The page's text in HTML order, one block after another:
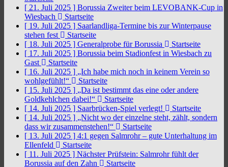
[ 21. Juli 2025 ] Borussia Zweiter beim LEVOBANK-Cup in
Wiesbach
Startseite
[ 19. Juli 2025 ] Saarlandliga-Termine bis zur Winterpause
stehen fest
Startseite
[ 18. Juli 2025 ] Generalprobe für Borussia
Startseite
[ 17. Juli 2025 ] Borussia beim Stadionfest in Wiesbach zu
Gast
Startseite
[ 16. Juli 2025 ] „Ich habe mich noch in keinem Verein so
wohlgefühlt!“
Startseite
[ 15. Juli 2025 ] „Da ist bestimmt das eine oder andere
Goldkehlchen dabei!“
Startseite
[ 14. Juli 2025 ] Saarbrücken-Spiel verlegt!
Startseite
[ 14. Juli 2025 ] „Nicht wo der einzelne steht, zählt, sondern
dass wir zusammenstehen!“
Startseite
[ 13. Juli 2025 ] 4:1 gegen Salmrohr – gute Unterhaltung im
Ellenfeld
Startseite
[ 11. Juli 2025 ] Nächster Prüfstein: Salmrohr fühlt der
Borussia auf den Zahn
Startseite